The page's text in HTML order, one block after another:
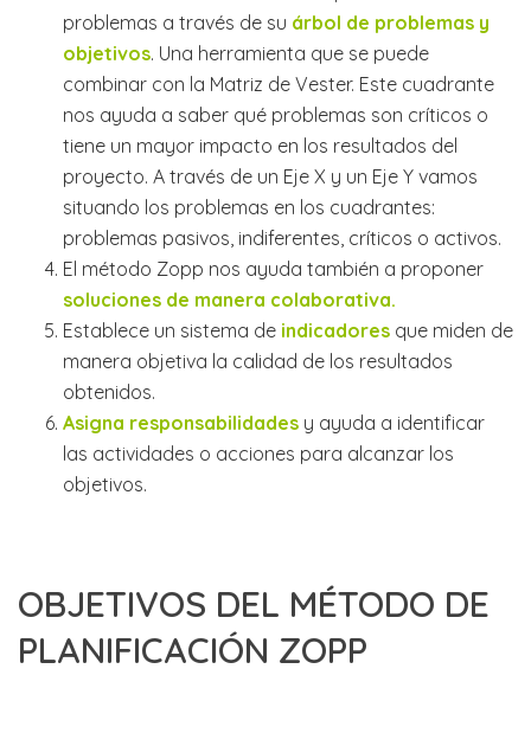
problemas a través de su árbol de problemas y
objetivos. Una herramienta que se puede
combinar con la Matriz de Vester. Este cuadrante
nos ayuda a saber qué problemas son críticos o
tiene un mayor impacto en los resultados del
proyecto. A través de un Eje X y un Eje Y vamos
situando los problemas en los cuadrantes:
problemas pasivos, indiferentes, críticos o activos.
El método Zopp nos ayuda también a proponer
soluciones de manera colaborativa.
Establece un sistema de indicadoresque miden de
manera objetiva la calidad de los resultados
obtenidos.
Asigna responsabilidadesy ayuda a identificar
las actividades o acciones para alcanzar los
objetivos.
OBJETIVOS DEL MÉTODO DE
PLANIFICACIÓN ZOPP